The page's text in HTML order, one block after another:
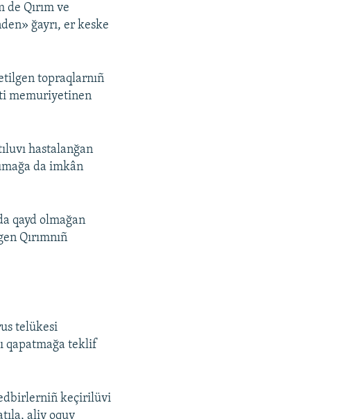
Qırım ve
ğayrı, er keske
topraqlarnıñ
memuriyetinen
hastalanğan
da imkân
qayd olmağan
Qırımnıñ
telükesi
qapatmağa teklif
keçirilüvi
aliy oquv